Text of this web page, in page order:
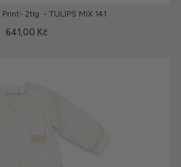
2tlg. - TULIPS MIX 141
641,00 Kč